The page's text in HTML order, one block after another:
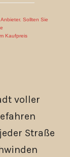
Sollten Sie
Kaufpreis
voller
Straße